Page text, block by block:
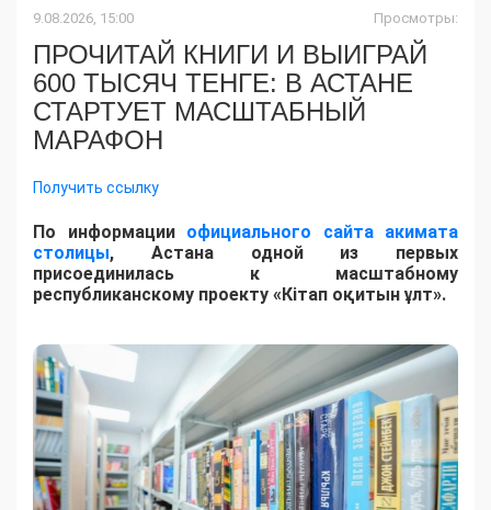
9.08.2026, 15:00 Просмотры:
ПРОЧИТАЙ КНИГИ И ВЫИГРАЙ
600 ТЫСЯЧ ТЕНГЕ: В АСТАНЕ
СТАРТУЕТ МАСШТАБНЫЙ
МАРАФОН
Получить ссылку
По информации официального сайта акимата
столицы, Астана одной из первых
присоединилась к масштабному
республиканскому проекту «Кітап оқитын ұлт».